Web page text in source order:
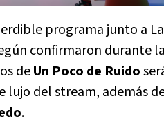
programa junto a
confirmaron durante
deUn Poco de Ruido
lujo del stream, además
.